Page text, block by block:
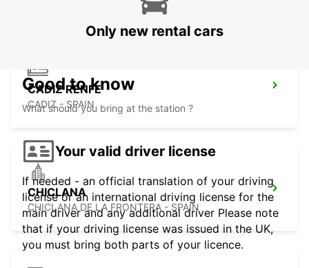
CADIZ RENFE
CADIZ - SPAIN
CHICLANA
CHICLANA DE LA FRONTERA - SPAIN
Only new rental cars
Good to know
What should you bring at the station ?
Your valid driver license
If needed - an official translation of your driving
license or an international driving license for the
main driver and any additional driver Please note
that if your driving license was issued in the UK,
you must bring both parts of your licence.